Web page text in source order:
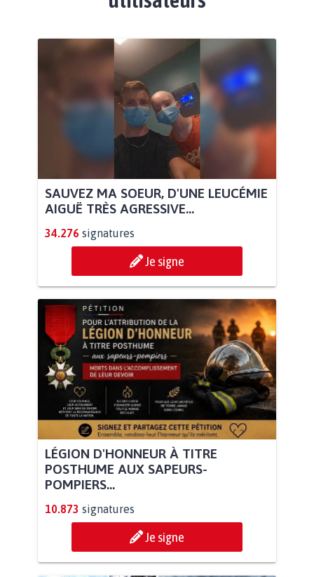
SAUVEZ MA SOEUR, D'UNE LEUCÉMIE
AIGUË TRÈS AGRESSIVE...
34.276 signatures
Je signe
LÉGION D'HONNEUR À TITRE
POSTHUME AUX SAPEURS-
POMPIERS...
10.873 signatures
Je signe